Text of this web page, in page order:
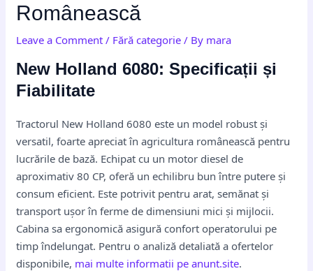
Românească
Leave a Comment / Fără categorie / By mara
New Holland 6080: Specificații și
Fiabilitate
Tractorul New Holland 6080 este un model robust și
versatil, foarte apreciat în agricultura românească pentru
lucrările de bază. Echipat cu un motor diesel de
aproximativ 80 CP, oferă un echilibru bun între putere și
consum eficient. Este potrivit pentru arat, semănat și
transport ușor în ferme de dimensiuni mici și mijlocii.
Cabina sa ergonomică asigură confort operatorului pe
timp îndelungat. Pentru o analiză detaliată a ofertelor
disponibile, mai multe informatii pe anunt.site.